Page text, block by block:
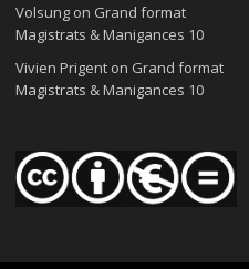
Volsung on Grand format
Magistrats & Manigances 10
Vivien Prigent on Grand format
Magistrats & Manigances 10